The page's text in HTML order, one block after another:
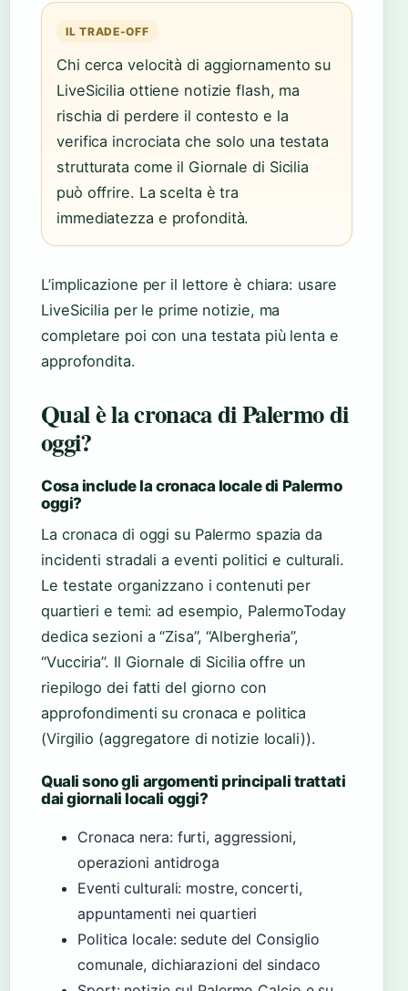
IL TRADE-OFF
Chi cerca velocità di aggiornamento su
LiveSicilia ottiene notizie flash, ma
rischia di perdere il contesto e la
verifica incrociata che solo una testata
strutturata come il Giornale di Sicilia
può offrire. La scelta è tra
immediatezza e profondità.
L’implicazione per il lettore è chiara: usare
LiveSicilia per le prime notizie, ma
completare poi con una testata più lenta e
approfondita.
Qual è la cronaca di Palermo di
oggi?
Cosa include la cronaca locale di Palermo
oggi?
La cronaca di oggi su Palermo spazia da
incidenti stradali a eventi politici e culturali.
Le testate organizzano i contenuti per
quartieri e temi: ad esempio, PalermoToday
dedica sezioni a “Zisa”, “Albergheria”,
“Vucciria”. Il Giornale di Sicilia offre un
riepilogo dei fatti del giorno con
approfondimenti su cronaca e politica
(Virgilio (aggregatore di notizie locali)).
Quali sono gli argomenti principali trattati
dai giornali locali oggi?
Cronaca nera: furti, aggressioni,
operazioni antidroga
Eventi culturali: mostre, concerti,
appuntamenti nei quartieri
Politica locale: sedute del Consiglio
comunale, dichiarazioni del sindaco